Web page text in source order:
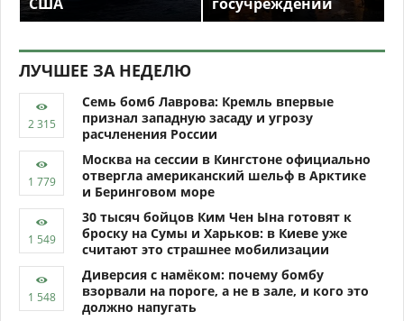
ЛУЧШЕЕ ЗА НЕДЕЛЮ
Семь бомб Лаврова: Кремль впервые
признал западную засаду и угрозу
расчленения России
Москва на сессии в Кингстоне официально
отвергла американский шельф в Арктике
и Беринговом море
30 тысяч бойцов Ким Чен Ына готовят к
броску на Сумы и Харьков: в Киеве уже
считают это страшнее мобилизации
Диверсия с намёком: почему бомбу
взорвали на пороге, а не в зале, и кого это
должно напугать